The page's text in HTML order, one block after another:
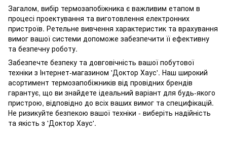
Загалом, вибір термозапобіжника є важливим етапом в
процесі проектування та виготовлення електронних
пристроїв. Ретельне вивчення характеристик та врахування
вимог вашої системи допоможе забезпечити її ефективну
та безпечну роботу.
Забезпечте безпеку та довговічність вашої побутової
техніки з Інтернет-магазином 'Доктор Хаус'. Наш широкий
асортимент термозапобіжників від провідних брендів
гарантує, що ви знайдете ідеальний варіант для будь-якого
пристрою, відповідно до всіх ваших вимог та специфікацій.
Не ризикуйте безпекою вашої техніки - виберіть надійність
та якість з 'Доктор Хаус'.